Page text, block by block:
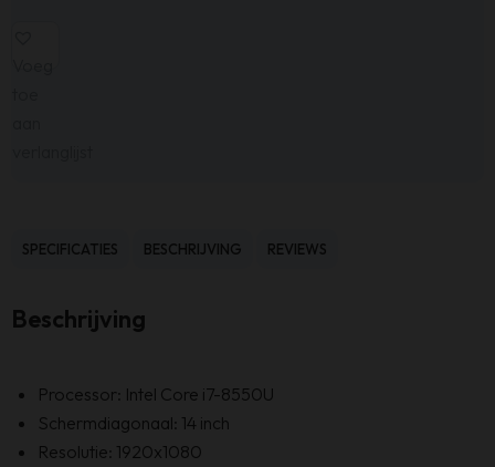
SPECIFICATIES BESCHRIJVING REVIEWS
Beschrijving
Processor: Intel Core i7-8550U
Schermdiagonaal: 14 inch
Resolutie: 1920x1080